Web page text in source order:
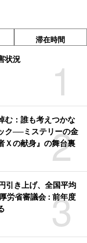
滞在時間
1
状況
2
む：誰も考えつかな
ク──ミステリーの金
Ｘの献身』の舞台裏
3
引き上げ、全国平均
労省審議会 : 前年度